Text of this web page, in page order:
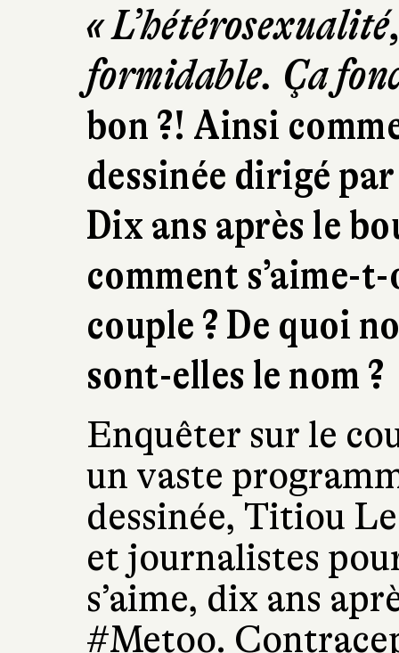
«
formidable. Ça
bon ?! Ainsi
dessinée dirigé
Dix ans après le
comment s’aime-
couple ? De quoi
sont-elles le nom ?
Enquêter sur le
un vaste
dessinée, Titiou
et journalistes
s’aime, dix ans
#Metoo.